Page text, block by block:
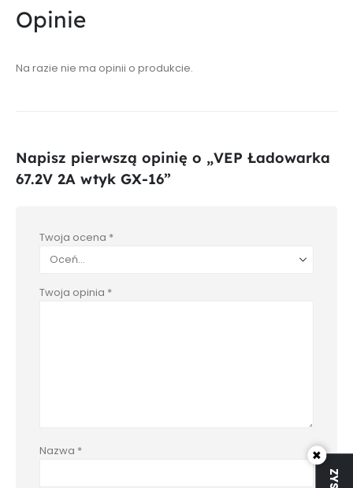
Opinie
Na razie nie ma opinii o produkcie.
Napisz pierwszą opinię o „VEP Ładowarka
67.2V 2A wtyk GX-16”
Twoja ocena *
Twoja opinia *
Nazwa * ×